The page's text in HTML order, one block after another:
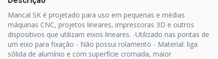
Mancal SK é projetado para uso em pequenas e médias
máquinas CNC, projetos lineares, impressoras 3D e outros
dispositivos que utilizam eixos lineares. -Utilizado nas pontas de
um eixo para fixação - Não possui rolamento - Material: liga
sólida de alumínio e com superfície cromada, maior